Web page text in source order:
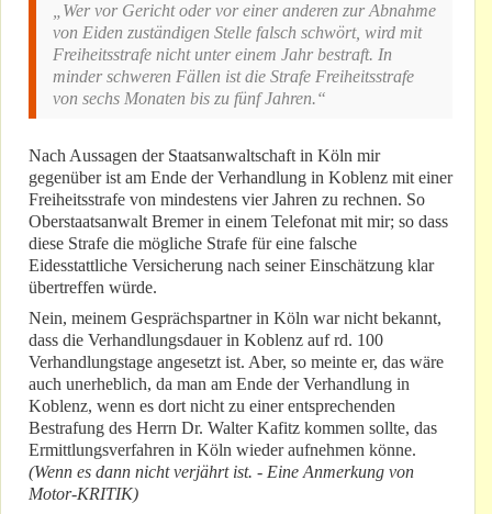
„Wer vor Gericht oder vor einer anderen zur Abnahme
von Eiden zuständigen Stelle falsch schwört, wird mit
Freiheitsstrafe nicht unter einem Jahr bestraft. In
minder schweren Fällen ist die Strafe Freiheitsstrafe
von sechs Monaten bis zu fünf Jahren.“
Nach Aussagen der Staatsanwaltschaft in Köln mir
gegenüber ist am Ende der Verhandlung in Koblenz mit einer
Freiheitsstrafe von mindestens vier Jahren zu rechnen. So
Oberstaatsanwalt Bremer in einem Telefonat mit mir; so dass
diese Strafe die mögliche Strafe für eine falsche
Eidesstattliche Versicherung nach seiner Einschätzung klar
übertreffen würde.
Nein, meinem Gesprächspartner in Köln war nicht bekannt,
dass die Verhandlungsdauer in Koblenz auf rd. 100
Verhandlungstage angesetzt ist. Aber, so meinte er, das wäre
auch unerheblich, da man am Ende der Verhandlung in
Koblenz, wenn es dort nicht zu einer entsprechenden
Bestrafung des Herrn Dr. Walter Kafitz kommen sollte, das
Ermittlungsverfahren in Köln wieder aufnehmen könne.
(Wenn es dann nicht verjährt ist. - Eine Anmerkung von
Motor-KRITIK)